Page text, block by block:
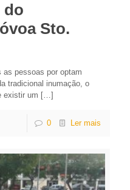
do
Sto.
as pessoas por optam
tradicional inumação, o
existir um […]
0 Ler mais